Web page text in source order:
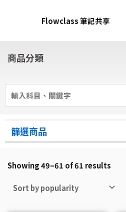
Flowclass 筆記共享
商品分類
Search
for:
篩選商品
Showing 49–61 of 61 results